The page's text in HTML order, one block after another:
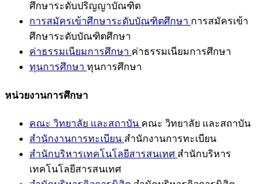
ศึกษาระดับปริญญาบัณฑิต
การสมัครเข้าศึกษาระดับบัณฑิตศึกษา การสมัครเข้า
ศึกษาระดับบัณฑิตศึกษา
ค่าธรรมเนียมการศึกษา ค่าธรรมเนียมการศึกษา
ทุนการศึกษา ทุนการศึกษา
หน่วยงานการศึกษา
คณะ วิทยาลัย และสถาบัน คณะ วิทยาลัย และสถาบัน
สำนักงานการทะเบียน สำนักงานการทะเบียน
สำนักบริหารเทคโนโลยีสารสนเทศ สำนักบริหาร
เทคโนโลยีสารสนเทศ